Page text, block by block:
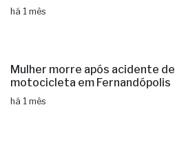
há 1 mês
Mulher morre após acidente de
motocicleta em Fernandópolis
há 1 mês